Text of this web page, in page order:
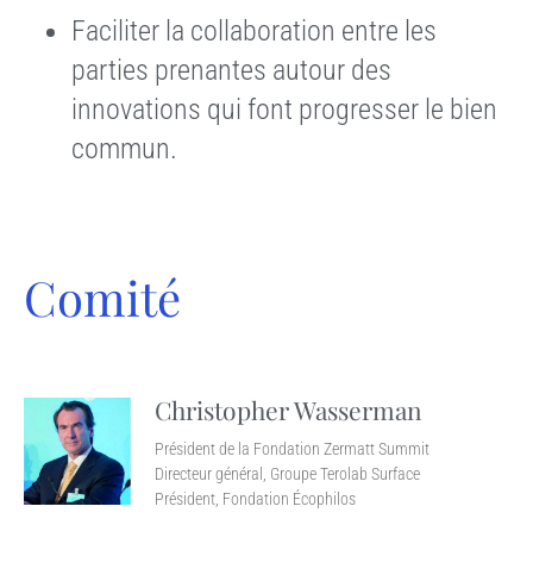
Faciliter la collaboration entre les
parties prenantes autour des
innovations qui font progresser le bien
commun.
Comité
Christopher Wasserman
Président de la Fondation Zermatt Summit
Directeur général, Groupe Terolab Surface
Président, Fondation Écophilos